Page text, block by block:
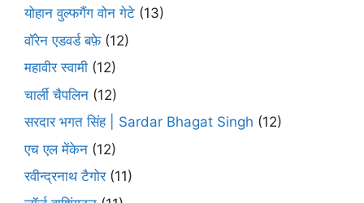
योहान वुल्फगैंग वोन गेटे (13)
वॉरेन एडवर्ड बफ़े(12)
महावीर स्वामी (12)
चार्ली चैपलिन (12)
सरदार भगत सिंह | Sardar Bhagat Singh (12)
एच एल मेंकेन (12)
रवीन्द्रनाथ टैगोर(11)